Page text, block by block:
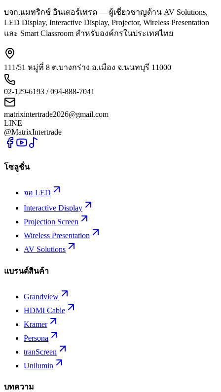
บจก.แมทริกซ์ อินเตอร์เทรด — ผู้เชี่ยวชาญด้าน AV Solutions,
LED Display, Interactive Display, Projector, Wireless Presentation
และ Smart Classroom สำหรับองค์กรในประเทศไทย
111/51 หมู่ที่ 8 ต.บางกร่าง อ.เมือง จ.นนทบุรี 11000
02-129-6193 / 094-888-7041
matrixintertrade2026@gmail.com
LINE
@MatrixIntertrade
โซลูชั่น
จอ LED
Interactive Display
Projection Screen
Wireless Presentation
AV Solutions
แบรนด์สินค้า
Grandview
HDMI Cable
Kramer
Persona
tranScreen
Unilumin
บทความ